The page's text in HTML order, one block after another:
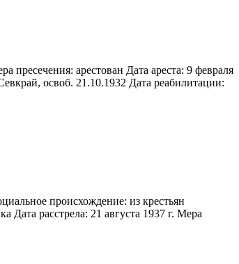
арестован Дата ареста: 9 февраля
освоб. 21.10.1932 Дата реабилитации:
происхождение: из крестьян
Дата расстрела: 21 августа 1937 г. Мера